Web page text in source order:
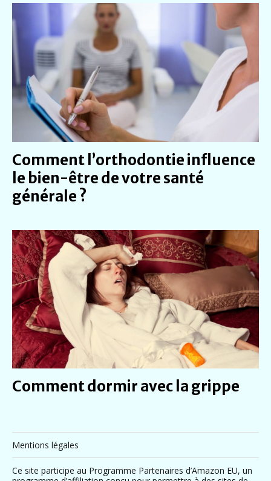
Comment l’orthodontie influence
le bien-être de votre santé
générale ?
Comment dormir avec la grippe
Mentions légales
Ce site participe au Programme Partenaires d’Amazon EU, un